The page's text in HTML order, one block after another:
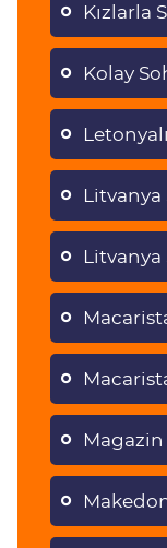
Kızlarla
Kolay
Litvanya
Litvanya
Magazin